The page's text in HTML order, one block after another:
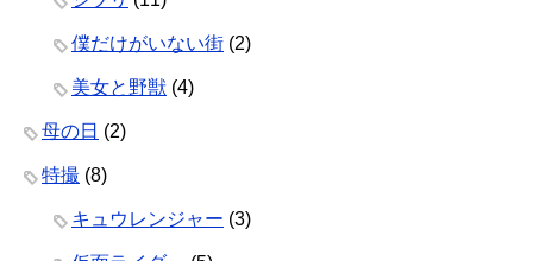
僕だけがいない街 (2)
美女と野獣 (4)
母の日 (2)
特撮 (8)
キュウレンジャー (3)